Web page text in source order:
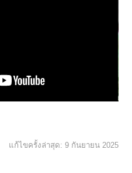
แก้ไขครั้งล่าสุด: 9 กันยายน 2025